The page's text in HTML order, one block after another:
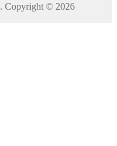
. Copyright © 2026